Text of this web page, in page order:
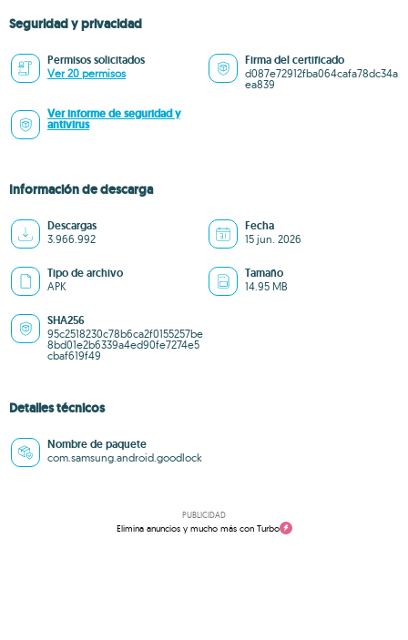
Seguridad y privacidad
Permisos solicitados
Ver 20 permisos
Firma del certificado
d087e72912fba064cafa78dc34a
ea839
Ver informe de seguridad y
antivirus
Información de descarga
Descargas
3.966.992
Fecha
15 jun. 2026
Tipo de archivo
APK
Tamaño
14.95 MB
SHA256
95c2518230c78b6ca2f0155257be
8bd01e2b6339a4ed90fe7274e5
cbaf619f49
Detalles técnicos
Nombre de paquete
com.samsung.android.goodlock
PUBLICIDAD
Elimina anuncios y mucho más con Turbo